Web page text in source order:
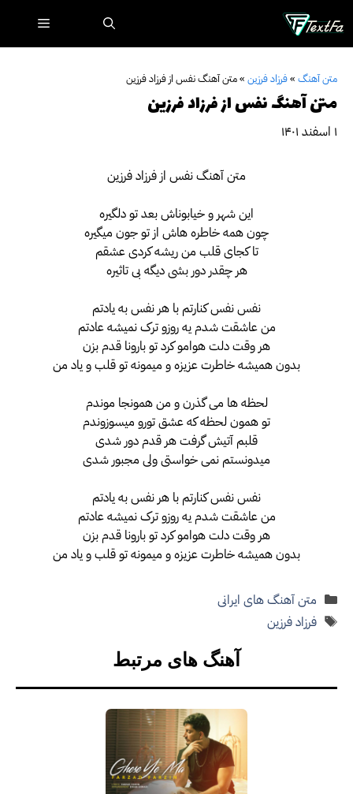
محتوا
فهرست
متن آهنگ »فرزاد فرزین »متن آهنگ نفس از فرزاد فرزین
متن آهنگ نفس از فرزاد فرزین
۱ اسفند ۱۴۰۱
متن آهنگ نفس از فرزاد فرزین
این شهر و خیابوناش بعد تو دلگیره
چون همه خاطره هاش از تو جون میگیره
تا کجای قلب من ریشه کردی عشقم
هر چقدر دور بشی دیگه بی تاثیره
نفس نفس کنارتم با هر نفس به یادتم
من عاشقت شدم یه روزو ترک نمیشه عادتم
هر وقت دلت هوامو کرد تو بارونا قدم بزن
بدون همیشه خاطرت عزیزه و میمونه تو قلب و یاد من
لحظه ها می گذرن و من همونجا موندم
تو همون لحظه که عشق تورو میسوزوندم
قلبم آتیش گرفت هر قدم دور شدی
میدونستم نمی خواستی ولی مجبور شدی
نفس نفس کنارتم با هر نفس به یادتم
من عاشقت شدم یه روزو ترک نمیشه عادتم
هر وقت دلت هوامو کرد تو بارونا قدم بزن
بدون همیشه خاطرت عزیزه و میمونه تو قلب و یاد من
دسته‌ها
متن آهنگ های ایرانی
برچسب‌ها
فرزاد فرزین
آهنگ های مرتبط